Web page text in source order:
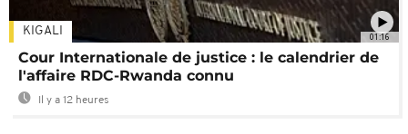
01:16
KIGALI
Cour Internationale de justice : le calendrier de
l'affaire RDC-Rwanda connu
Il y a 12 heures